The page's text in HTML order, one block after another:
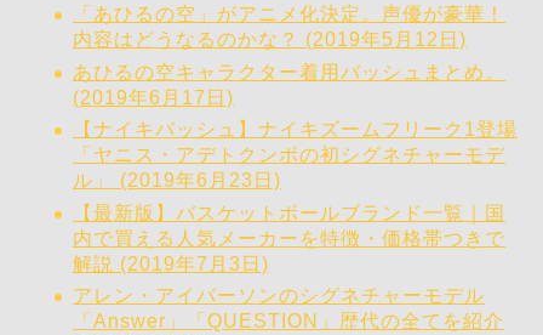
「あひるの空」がアニメ化決定。声優が豪華！
内容はどうなるのかな？ (2019年5月12日)
あひるの空キャラクター着用バッシュまとめ。
(2019年6月17日)
【ナイキバッシュ】ナイキズームフリーク1登場
「ヤニス・アデトクンボの初シグネチャーモデ
ル」 (2019年6月23日)
【最新版】バスケットボールブランド一覧｜国
内で買える人気メーカーを特徴・価格帯つきで
解説 (2019年7月3日)
アレン・アイバーソンのシグネチャーモデル
「Answer」「QUESTION」歴代の全てを紹介